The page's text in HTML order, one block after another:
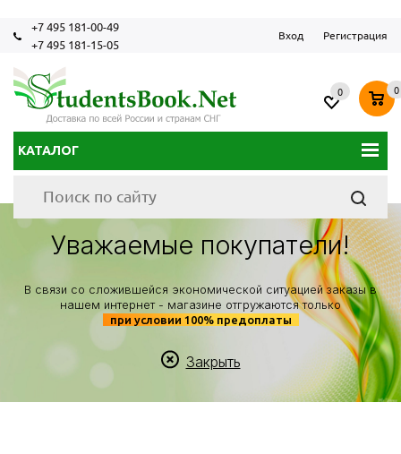
+7 495 181-00-49
+7 495 181-15-05
Вход Регистрация
КАТАЛОГ
0 0
Уважаемые покупатели!
В связи со сложившейся экономической ситуацией заказы в
нашем интернет - магазине отгружаются только
при условии 100% предоплаты
Закрыть